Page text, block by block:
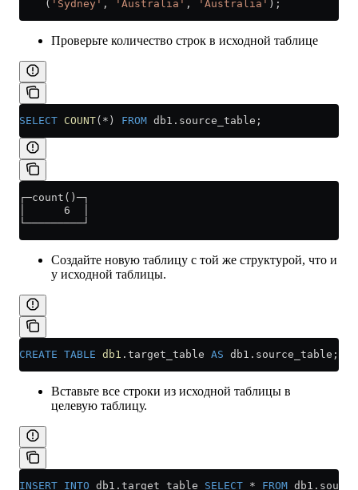
    (
'Sydney' , 'Australia' , 'Australia' );
Проверьте количество строк в исходной таблице
SELECT COUNT( * ) FROM db1 . source_table ;
┌─count()─┐
│      6  │
└─────────┘
Создайте новую таблицу с той же структурой, что и
у исходной таблицы.
CREATE TABLE db1 .target_table AS db1 . source_table ;
Вставьте все строки из исходной таблицы в
целевую таблицу.
INSERT INTO db1 . target_table SELECT * FROM db1 .